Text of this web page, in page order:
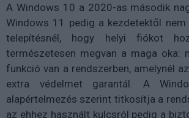
A Windows 10 a 2020-as második
Windows 11 pedig a kezdetektől
telepítésnél, hogy helyi fiókot
természetesen megvan a maga oka:
funkció van a rendszerben, amelynél
extra védelmet garantál. A
alapértelmezés szerint titkosítja a
az ehhez használt kulcsról pedig a